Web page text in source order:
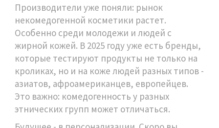
Производители уже поняли: рынок
некомедогенной косметики растет.
Особенно среди молодежи и людей с
жирной кожей. В 2025 году уже есть бренды,
которые тестируют продукты не только на
кроликах, но и на коже людей разных типов -
азиатов, афроамериканцев, европейцев.
Это важно: комедогенность у разных
этнических групп может отличаться.